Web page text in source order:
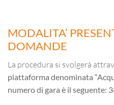
MODALITA’
DOMANDE
La procedura si svolgerà
piattaforma denominata
numero di gara è il seguente: